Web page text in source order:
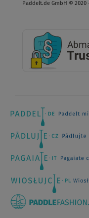
Paddelt.de GmbH © 2020